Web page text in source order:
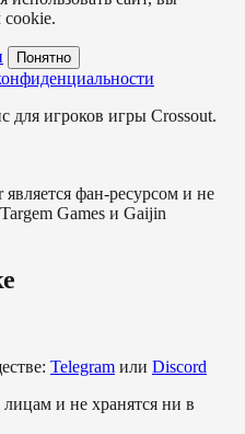
cookie.
Понятно
для игроков игры Crossout.
фан-ресурсом и не
Games и Gaijin
Telegram или Discord
и не хранятся ни в